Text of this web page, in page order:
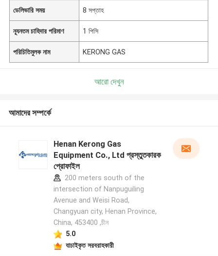
ডেলিভারি সময় 8 সপ্তাহ
ন্যূনতম চাহিদার পরিমাণ 1 পিসি
পরিচিতিমুলক নাম KERONG GAS
আরো দেখুন
আমাদের সম্পর্কে
Henan Kerong Gas
Equipment Co., Ltd প্রস্তুতকারক
প্রোফাইল
200 meters south of the
intersection of Nanpuguiling
Avenue and Weisi Road,
Changyuan city, Henan Province,
China, 453400 ,চীন
5.0
যাচাইকৃত সরবরাহকারী